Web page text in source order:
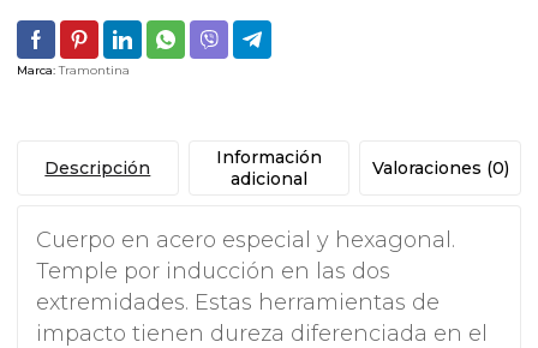
Marca:Tramontina
Descripción
Información
adicional
Valoraciones (0)
Cuerpo en acero especial y hexagonal.
Temple por inducción en las dos
extremidades. Estas herramientas de
impacto tienen dureza diferenciada en el